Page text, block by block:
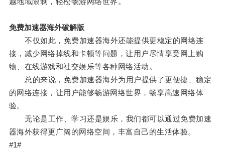
免费加速器海外破解版
不仅如此，免费加速器海外还能提供更稳定的网络连
接，减少网络掉线和卡顿等问题，让用户尽情享受网上购
物、在线游戏和社交娱乐等各种网络活动。
总的来说，免费加速器海外为用户提供了更便捷、稳定
的网络连接，让用户能够畅游网络世界，畅享高速网络体
验。
无论是工作、学习还是娱乐，我们都可以通过免费加速
器海外获得更广阔的网络空间，丰富自己的生活体验。
#1#